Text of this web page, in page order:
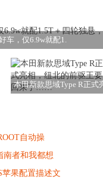
车，仅6.9w就配1.
本田新款思域Type R正式
自动操
南者和我都想
果配置描述文